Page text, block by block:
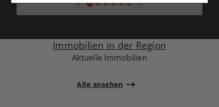
Immobilien in der Region
Aktuelle Immobilien
Alle ansehen